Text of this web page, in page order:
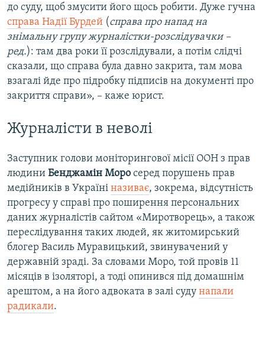
до суду, щоб змусити його щось робити. Дуже гучна
справа Надії Бурдей (справа про напад на
знімальну групу журналістки-розслідувачки –
ред.): там два роки її розслідували, а потім слідчі
сказали, що справа була давно закрита, там мова
взагалі йде про підробку підписів на документі про
закриття справи», – каже юрист.
Журналісти в неволі
Заступник голови моніторингової місії ООН з прав
людини Бенджамін Моро серед порушень прав
медійників в Україні називає, зокрема, відсутність
прогресу у справі про поширення персональних
даних журналістів сайтом «Миротворець», а також
переслідування таких людей, як житомирський
блогер Василь Муравицький, звинувачений у
державній зраді. За словами Моро, той провів 11
місяців в ізоляторі, а тоді опинився під домашнім
арештом, а на його адвоката в залі суду напали
радикали.